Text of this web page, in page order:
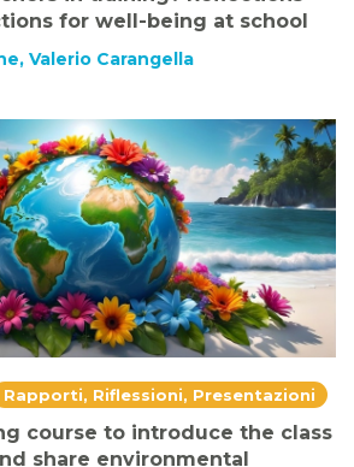
for well-being at school
Valerio Carangella
Rapporti, Riflessioni, Presentazioni
course to introduce the class
share environmental